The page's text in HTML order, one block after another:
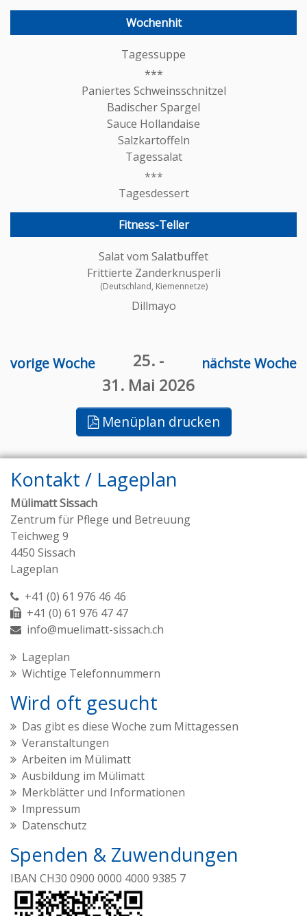
Wochenhit
Tagessuppe
Paniertes Schweinsschnitzel
Badischer Spargel
Sauce Hollandaise
Salzkartoffeln
Tagessalat
Tagesdessert
Fitness-Teller
Salat vom Salatbuffet
Frittierte Zanderknusperli
(Deutschland, Kiemennetze)
Dillmayo
vorige Woche nächste Woche
25. -
31. Mai 2026
Menüplan drucken
Kontakt / Lageplan
Mülimatt Sissach
Zentrum für Pflege und Betreuung
Teichweg 9
4450 Sissach
Lageplan
+41 (0) 61 976 46 46
+41 (0) 61 976 47 47
info@muelimatt-sissach.ch
Lageplan
Wichtige Telefonnummern
Wird oft gesucht
Das gibt es diese Woche zum Mittagessen
Veranstaltungen
Arbeiten im Mülimatt
Ausbildung im Mülimatt
Merkblätter und Informationen
Impressum
Datenschutz
Spenden & Zuwendungen
IBAN CH30 0900 0000 4000 9385 7